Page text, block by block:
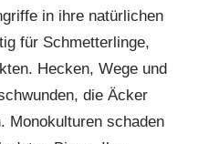
in ihre natürlichen
für Schmetterlinge,
Hecken, Wege und
die Äcker
Monokulturen schaden